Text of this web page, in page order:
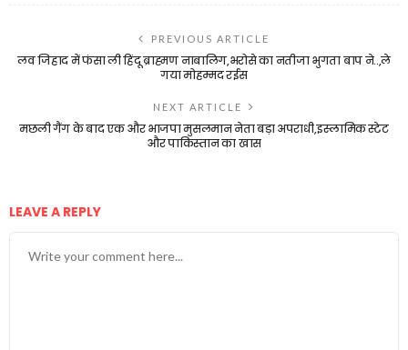
PREVIOUS ARTICLE
लव जिहाद में फंसा ली हिंदू ब्राह्मण नाबालिग,भरोसे का नतीजा भुगता बाप ने..,ले
गया मोहम्मद रईस
NEXT ARTICLE
मछली गैंग के बाद एक और भाजपा मुसलमान नेता बड़ा अपराधी,इस्लामिक स्टेट
और पाकिस्तान का खास
LEAVE A REPLY